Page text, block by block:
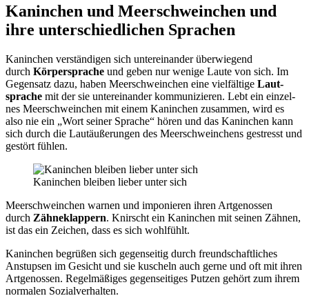
Kanin­chen und Meer­schwein­chen und
ihre unter­schied­li­chen Spra­chen
Kanin­chen ver­stän­di­gen sich unter­ein­an­der über­wie­gend
durch Kör­per­spra­che und geben nur weni­ge Lau­te von sich. Im
Gegen­satz dazu, haben Meer­schwein­chen eine viel­fäl­ti­ge Laut­
spra­che mit der sie unter­ein­an­der kom­mu­ni­zie­ren. Lebt ein ein­zel­
nes Meer­schwein­chen mit einem Kanin­chen zusam­men, wird es
also nie ein „Wort sei­ner Spra­che“ hören und das Kanin­chen kann
sich durch die Laut­äu­ße­run­gen des Meer­schwein­chens gestresst und
gestört füh­len.
Kanin­chen blei­ben lie­ber unter sich
Meer­schwein­chen war­nen und impo­nie­ren ihren Art­ge­nos­sen
durch Zäh­ne­klap­pern. Knirscht ein Kanin­chen mit sei­nen Zäh­nen,
ist das ein Zei­chen, dass es sich wohl­fühlt.
Kanin­chen begrü­ßen sich gegen­sei­tig durch freund­schaft­li­ches
Anstup­sen im Gesicht und sie kuscheln auch ger­ne und oft mit ihren
Art­ge­nos­sen. Regel­mä­ßi­ges gegen­sei­ti­ges Put­zen gehört zum ihrem
nor­ma­len Sozi­al­ver­hal­ten.